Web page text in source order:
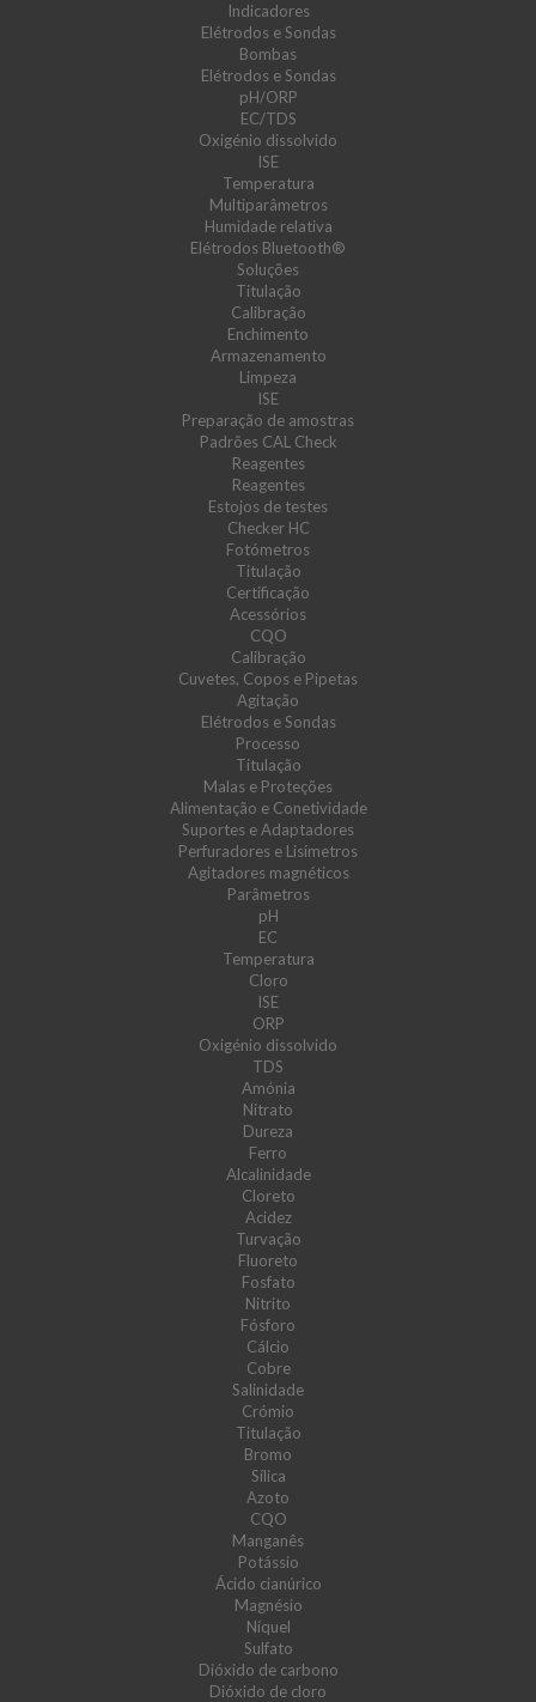
Indicadores
Elétrodos e Sondas
Bombas
Elétrodos e Sondas
pH/ORP
EC/TDS
Oxigénio dissolvido
ISE
Temperatura
Multiparâmetros
Humidade relativa
Elétrodos Bluetooth®
Soluções
Titulação
Calibração
Enchimento
Armazenamento
Limpeza
ISE
Preparação de amostras
Padrões CAL Check
Reagentes
Reagentes
Estojos de testes
Checker HC
Fotómetros
Titulação
Certificação
Acessórios
CQO
Calibração
Cuvetes, Copos e Pipetas
Agitação
Elétrodos e Sondas
Processo
Titulação
Malas e Proteções
Alimentação e Conetividade
Suportes e Adaptadores
Perfuradores e Lisímetros
Agitadores magnéticos
Parâmetros
pH
EC
Temperatura
Cloro
ISE
ORP
Oxigénio dissolvido
TDS
Amónia
Nitrato
Dureza
Ferro
Alcalinidade
Cloreto
Acidez
Turvação
Fluoreto
Fosfato
Nitrito
Fósforo
Cálcio
Cobre
Salinidade
Crómio
Titulação
Bromo
Sílica
Azoto
CQO
Manganês
Potássio
Ácido cianúrico
Magnésio
Níquel
Sulfato
Dióxido de carbono
Dióxido de cloro